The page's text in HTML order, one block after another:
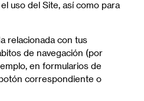
uso del Site, así como para
relacionada con tus
de navegación (por
en formularios de
correspondiente o